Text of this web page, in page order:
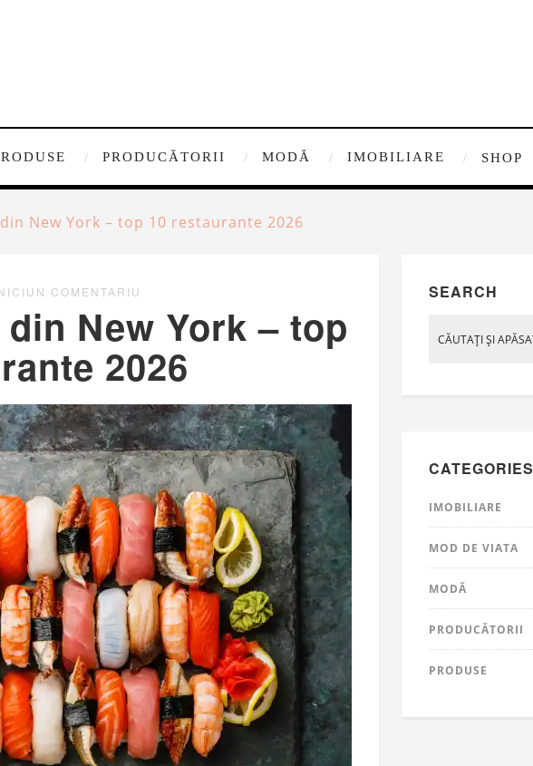
PRODUCĂTORII MODĂ IMOBILIARE SHOP
New York – top 10 restaurante 2026
COMENTARIU
New York – top
2026
SEARCH
CATEGORIES
IMOBILIARE
MOD DE VIATA
MODĂ
PRODUCĂTORII
PRODUSE